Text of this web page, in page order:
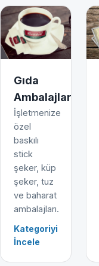
Gıda
Ambalajları
İşletmenize
özel
baskılı
stick
şeker, küp
şeker, tuz
ve baharat
ambalajları.
Kategoriyi
İncele